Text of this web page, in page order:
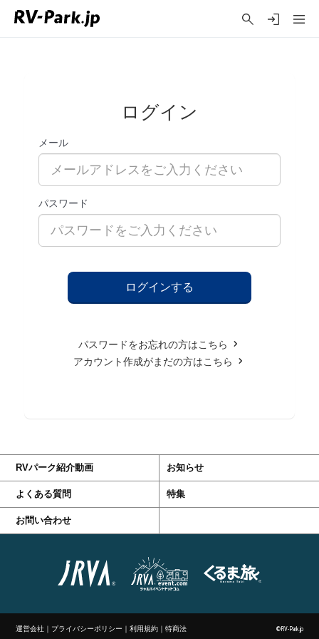
ログイン
メール
パスワード
パスワードをお忘れの方はこちら
アカウント作成がまだの方はこちら
RVパーク紹介動画 お知らせ
よくある質問 特集
お問い合わせ
運営会社 ｜ プライバシーポリシー ｜利用規約 ｜特商法 ©RV-Park.jp